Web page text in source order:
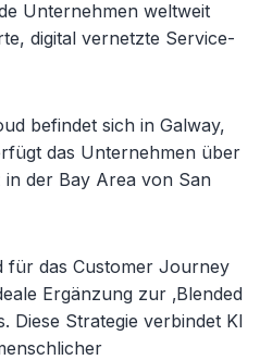
Unternehmen weltweit
digital vernetzte Service-
befindet sich in Galway,
das Unternehmen über
der Bay Area von San
für das Customer Journey
Ergänzung zur ‚Blended
Diese Strategie verbindet KI